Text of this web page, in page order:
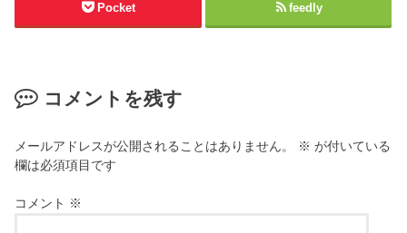
Pocket feedly
コメントを残す
メールアドレスが公開されることはありません。 ※ が付いている
欄は必須項目です
コメント ※